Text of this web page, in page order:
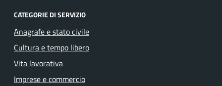
CATEGORIE DI SERVIZIO
Anagrafe e stato civile
Cultura e tempo libero
Vita lavorativa
Imprese e commercio